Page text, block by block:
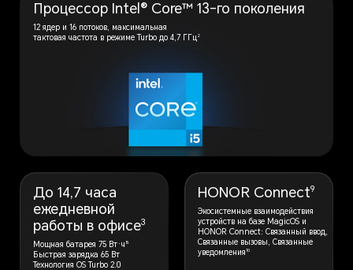
Процессор Intel® Core™13-го поколения
12 ядер и 16 потоков, максимальная
тактовая частота в режиме Turbo до 4,7 ГГц2
До 14,7 часа
ежедневной
работы в офисе3
Мощная батарея 75 Вт·ч8
Быстрая зарядка 65 Вт
Технология OS Turbo 2.0
HONOR Connect9
Экосистемные взаимодействия
устройств на базе MagicOS и
HONORConnect: Связанный ввод,
Связанные вызовы, Связанные
уведомления10